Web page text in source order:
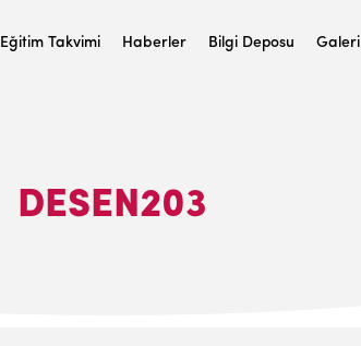
Eğitim Takvimi Haberler Bilgi Deposu Galeri
DESEN203